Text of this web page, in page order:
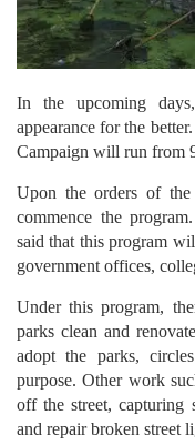
In the upcoming
appearance for the
Campaign will run from
Upon the orders of
commence the
said that this program
government offices,
Under this program,
parks clean and
adopt the parks,
purpose. Other work
off the street, capturing
and repair broken street